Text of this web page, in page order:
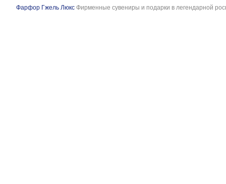
Фарфор Гжель Люкс Фирменные сувениры и подарки в легендарной